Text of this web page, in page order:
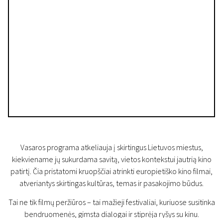
Vasaros programa atkeliauja į skirtingus Lietuvos miestus,
kiekviename jų sukurdama savitą, vietos kontekstui jautrią kino
patirtį. Čia pristatomi kruopščiai atrinkti europietiško kino filmai,
atveriantys skirtingas kultūras, temas ir pasakojimo būdus.
Tai ne tik filmų peržiūros – tai mažieji festivaliai, kuriuose susitinka
bendruomenės, gimsta dialogai ir stiprėja ryšys su kinu.